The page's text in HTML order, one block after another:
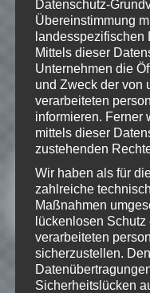
Wenn Dir
kaufe Dir
Mojang:
© 2009-2015.
of Mojang AB
Datenschutz-
Übereinstimmung
landesspezifischen
Mittels dieser
Unternehmen die
und Zweck der von
verarbeiteten
informieren. Ferner
mittels dieser
zustehenden
Wir haben als für
zahlreiche
Maßnahmen
lückenlosen
verarbeiteten
sicherzustellen.
Sicherheitslücken